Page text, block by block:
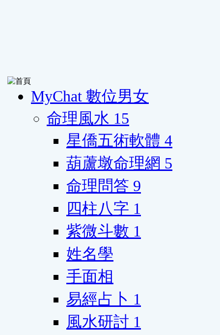
MyChat 數位男女
命理風水 15
星僑五術軟體 4
葫蘆墩命理網 5
命理問答 9
四柱八字 1
紫微斗數 1
姓名學
手面相
易經占卜 1
風水研討 1